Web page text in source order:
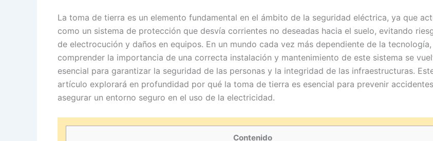
La toma de tierra es un elemento fundamental en el ámbito de la seguridad eléctrica, ya que
como un sistema de protección que desvía corrientes no deseadas hacia el suelo, evitando
de electrocución y daños en equipos. En un mundo cada vez más dependiente de la tecnología,
comprender la importancia de una correcta instalación y mantenimiento de este sistema se
esencial para garantizar la seguridad de las personas y la integridad de las infraestructuras.
artículo explorará en profundidad por qué la toma de tierra es esencial para prevenir
asegurar un entorno seguro en el uso de la electricidad.
Contenido